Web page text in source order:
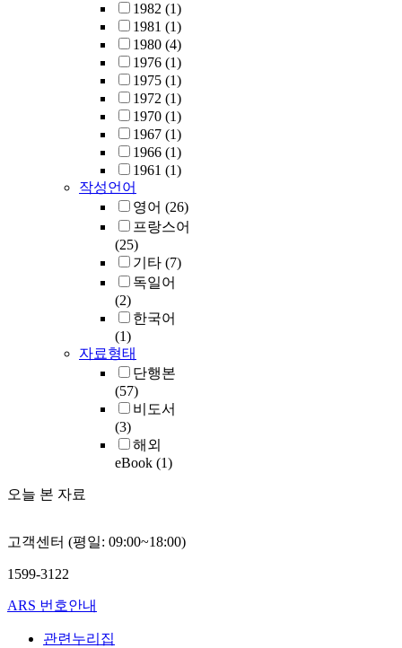
1982 (1)
1981 (1)
1980 (4)
1976 (1)
1975 (1)
1972 (1)
1970 (1)
1967 (1)
1966 (1)
1961 (1)
작성언어
영어 (26)
프랑스어
(25)
기타 (7)
독일어
(2)
한국어
(1)
자료형태
단행본
(57)
비도서
(3)
해외
eBook (1)
오늘 본 자료
고객센터 (평일: 09:00~18:00)
1599-3122
ARS 번호안내
관련누리집